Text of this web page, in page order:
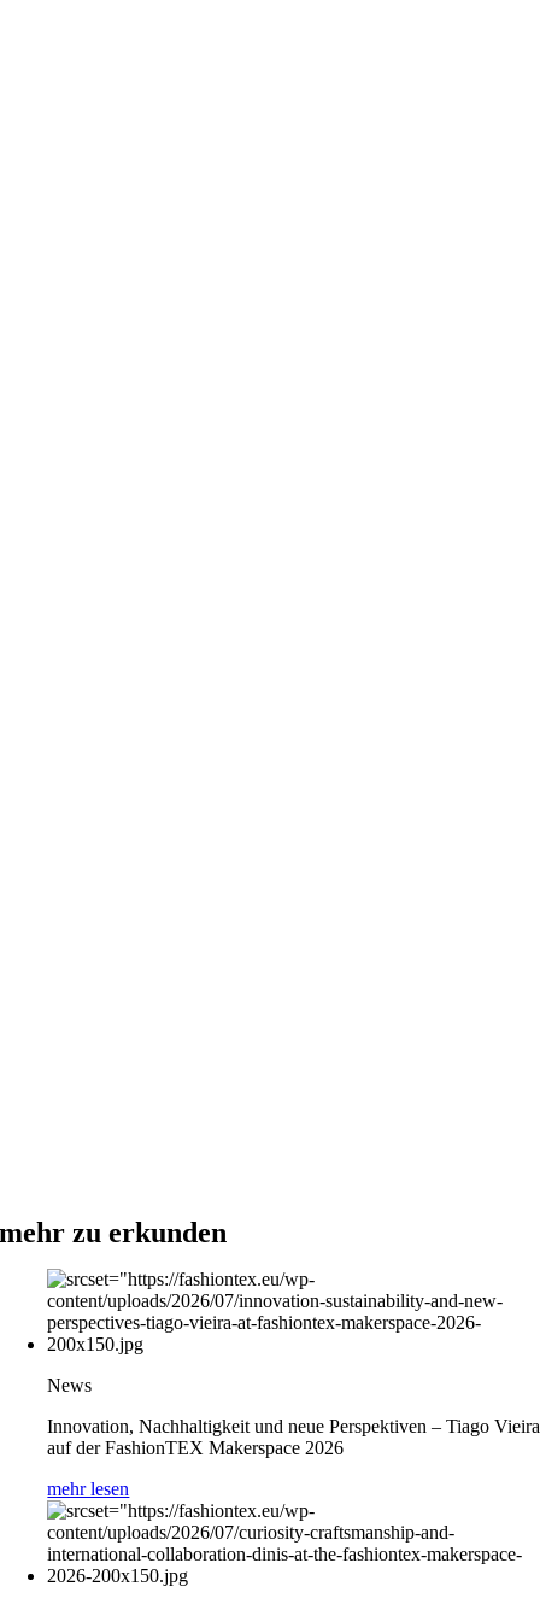
mehr zu erkunden
News
Innovation, Nachhaltigkeit und neue Perspektiven – Tiago Vieira
auf der FashionTEX Makerspace 2026
mehr lesen